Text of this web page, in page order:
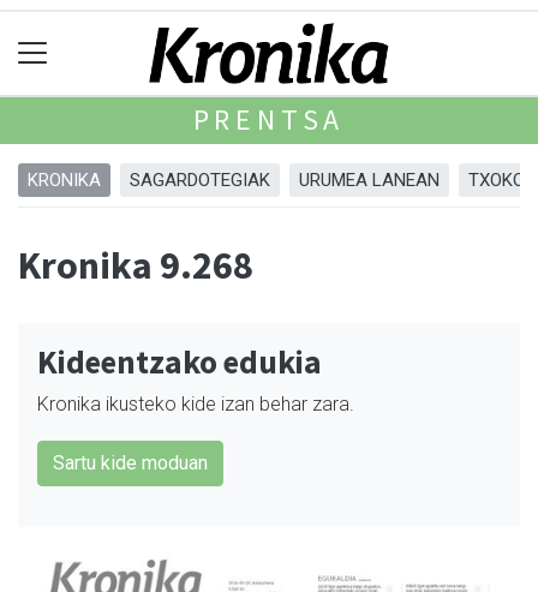
PRENTSA
KRONIKA SAGARDOTEGIAK URUMEA LANEAN
Kronika 9.268
Kideentzako edukia
Kronika ikusteko kide izan behar zara.
Sartu kide moduan